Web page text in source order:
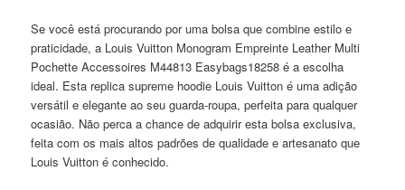
Se você está procurando por uma bolsa que combine estilo e
praticidade, a Louis Vuitton Monogram Empreinte Leather Multi
Pochette Accessoires M44813 Easybags18258 é a escolha
ideal. Esta replica supreme hoodie Louis Vuitton é uma adição
versátil e elegante ao seu guarda-roupa, perfeita para qualquer
ocasião. Não perca a chance de adquirir esta bolsa exclusiva,
feita com os mais altos padrões de qualidade e artesanato que
Louis Vuitton é conhecido.